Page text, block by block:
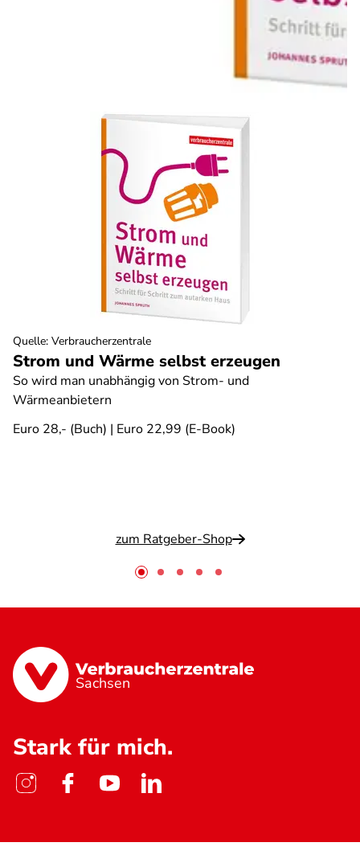
Strom und Wärme selbst erzeugen
So wird man unabhängig von Strom- und
Wärmeanbietern
Euro 28,- (Buch) | Euro 22,99 (E-Book)
zum Ratgeber-Shop
Quelle: Verbraucherzentrale
Sachsen
Stark für mich.